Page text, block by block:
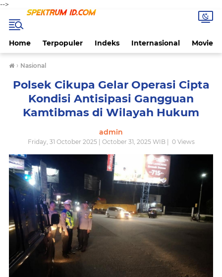
-->
Home Terpopuler Indeks Internasional Movie
› Nasional
Polsek Cikupa Gelar Operasi Cipta
Kondisi Antisipasi Gangguan
Kamtibmas di Wilayah Hukum
admin
Friday, 31 October 2025 | October 31, 2025 WIB | 0Views